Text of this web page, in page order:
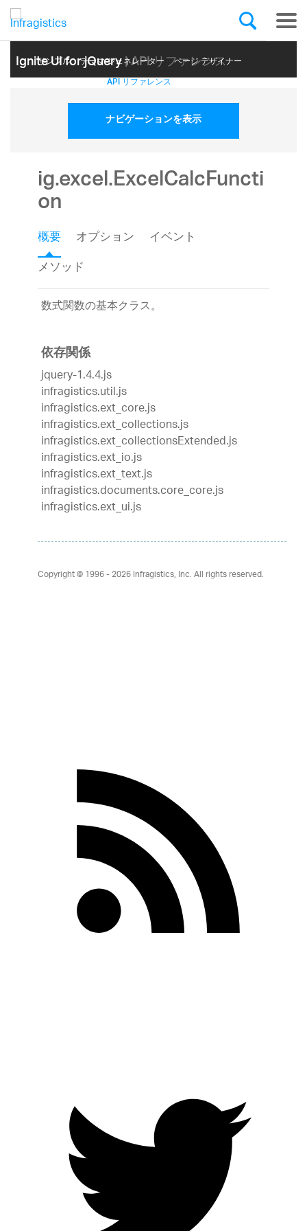
Ignite UI for jQuery| API リファレンス
サンプル テーマ ジェネレーター ページ デザイナー
ヘルプ トピック API リファレンス
ナビゲーションを表示
ig.excel.ExcelCalcFuncti
on
概要 オプション
イベント
メソッド
数式関数の基本クラス。
依存関係
jquery-1.4.4.js
infragistics.util.js
infragistics.ext_core.js
infragistics.ext_collections.js
infragistics.ext_collectionsExtended.js
infragistics.ext_io.js
infragistics.ext_text.js
infragistics.documents.core_core.js
infragistics.ext_ui.js
Copyright © 1996 - 2026Infragistics, Inc. All rights reserved.